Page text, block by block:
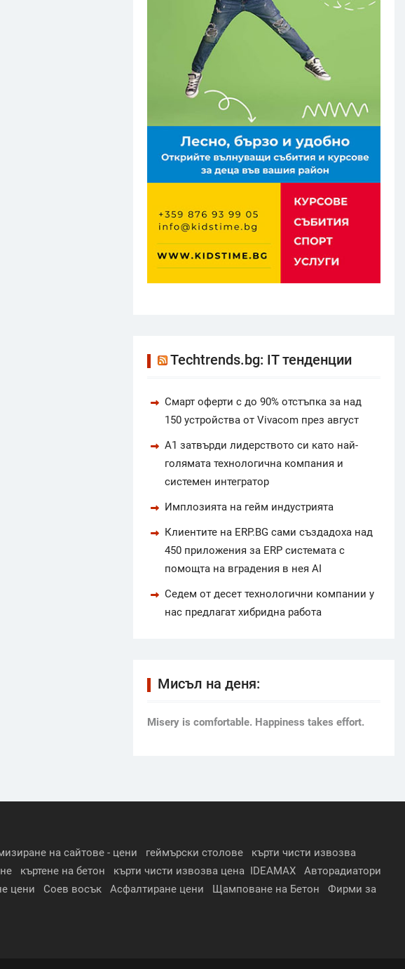
Techtrends.bg: IT тенденции
Смарт оферти с до 90% отстъпка за над
150 устройства от Vivacom през август
А1 затвърди лидерството си като най-
голямата технологична компания и
системен интегратор
Имплозията на гейм индустрията
Клиентите на ERP.BG сами създадоха над
450 приложения за ERP системата с
помощта на вградения в нея AI
Седем от десет технологични компании у
нас предлагат хибридна работа
Мисъл на деня:
Мisery is comfortable. Happiness takes effort.
на сайтове - цени геймърски столове
кърти чисти извозва
къртене на бетон кърти чисти извозва цена IDEAMAX
Авторадиатори
цени Соев восък Асфалтиране цени Щамповане на Бетон
Фирми за